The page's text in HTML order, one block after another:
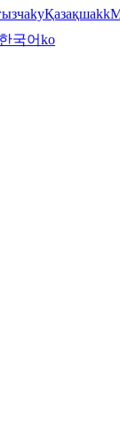
kyҚазақшаkk
한국어ko